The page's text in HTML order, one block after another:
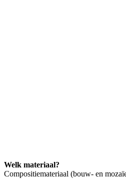
Welk materiaal?
Compositiemateriaal (bouw- en